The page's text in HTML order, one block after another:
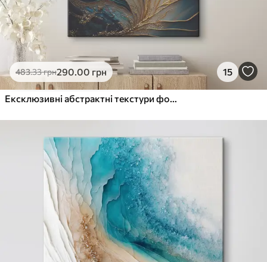
483.33грн290.00 грн 15
Ексклюзивні абстрактні текстури фону